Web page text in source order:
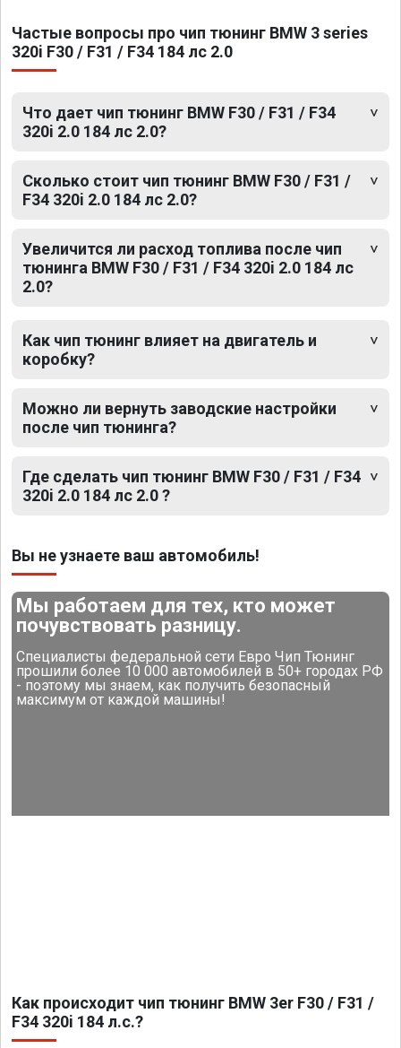
Частые вопросы про чип тюнинг BMW 3 series
320i F30 / F31 / F34 184 лс 2.0
Что дает чип тюнинг BMW F30 / F31 / F34
320i 2.0 184 лс 2.0?
Сколько стоит чип тюнинг BMW F30 / F31 /
F34 320i 2.0 184 лс 2.0?
Увеличится ли расход топлива после чип
тюнинга BMW F30 / F31 / F34 320i 2.0 184 лс
2.0?
Как чип тюнинг влияет на двигатель и
коробку?
Можно ли вернуть заводские настройки
после чип тюнинга?
Где сделать чип тюнинг BMW F30 / F31 / F34
320i 2.0 184 лс 2.0 ?
Вы не узнаете ваш автомобиль!
Мы работаем для тех, кто может
почувствовать разницу.
Специалисты федеральной сети Евро Чип Тюнинг
прошили более 10 000 автомобилей в 50+ городах РФ
- поэтому мы знаем, как получить безопасный
максимум от каждой машины!
Как происходит чип тюнинг BMW 3er F30 / F31 /
F34 320i 184 л.с.?